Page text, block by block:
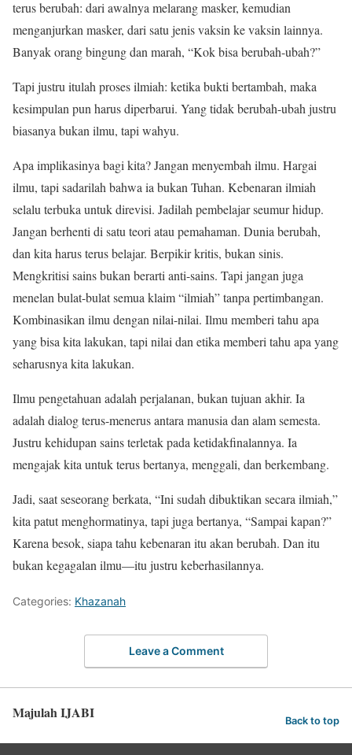
terus berubah: dari awalnya melarang masker, kemudian
menganjurkan masker, dari satu jenis vaksin ke vaksin lainnya.
Banyak orang bingung dan marah, “Kok bisa berubah-ubah?”
Tapi justru itulah proses ilmiah: ketika bukti bertambah, maka
kesimpulan pun harus diperbarui. Yang tidak berubah-ubah justru
biasanya bukan ilmu, tapi wahyu.
Apa implikasinya bagi kita? Jangan menyembah ilmu. Hargai
ilmu, tapi sadarilah bahwa ia bukan Tuhan. Kebenaran ilmiah
selalu terbuka untuk direvisi. Jadilah pembelajar seumur hidup.
Jangan berhenti di satu teori atau pemahaman. Dunia berubah,
dan kita harus terus belajar. Berpikir kritis, bukan sinis.
Mengkritisi sains bukan berarti anti-sains. Tapi jangan juga
menelan bulat-bulat semua klaim “ilmiah” tanpa pertimbangan.
Kombinasikan ilmu dengan nilai-nilai. Ilmu memberi tahu apa
yang bisa kita lakukan, tapi nilai dan etika memberi tahu apa yang
seharusnya kita lakukan.
Ilmu pengetahuan adalah perjalanan, bukan tujuan akhir. Ia
adalah dialog terus-menerus antara manusia dan alam semesta.
Justru kehidupan sains terletak pada ketidakfinalannya. Ia
mengajak kita untuk terus bertanya, menggali, dan berkembang.
Jadi, saat seseorang berkata, “Ini sudah dibuktikan secara ilmiah,”
kita patut menghormatinya, tapi juga bertanya, “Sampai kapan?”
Karena besok, siapa tahu kebenaran itu akan berubah. Dan itu
bukan kegagalan ilmu—itu justru keberhasilannya.
Categories: Khazanah
Leave a Comment
Majulah IJABI Back to top